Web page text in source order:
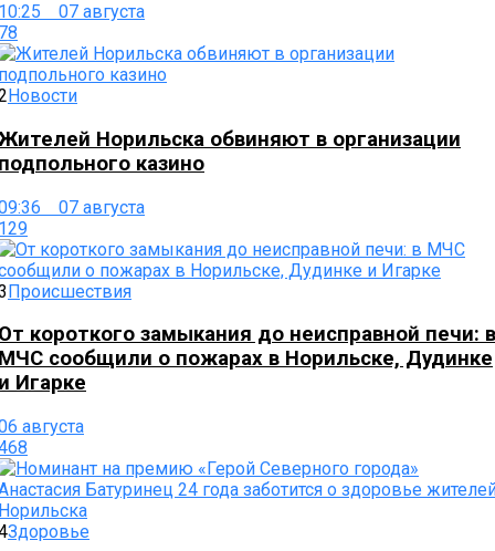
07 августа
Новости
Норильска обвиняют в организации
казино
07 августа
Происшествия
короткого замыкания до неисправной печи: в
сообщили о пожарах в Норильске, Дудинке
Игарке
августа
Здоровье